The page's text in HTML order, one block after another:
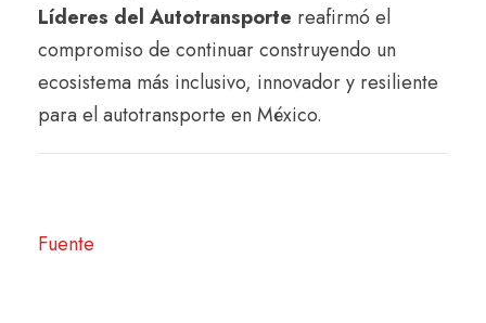
Líderes del Autotransporte reafirmó el
compromiso de continuar construyendo un
ecosistema más inclusivo, innovador y resiliente
para el autotransporte en México.
Fuente